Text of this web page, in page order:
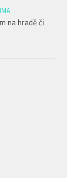
na hradě či